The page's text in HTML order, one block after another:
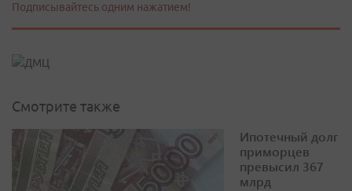
Подписывайтесь одним нажатием!
Смотрите также
Ипотечный долг
приморцев
превысил 367
млрд